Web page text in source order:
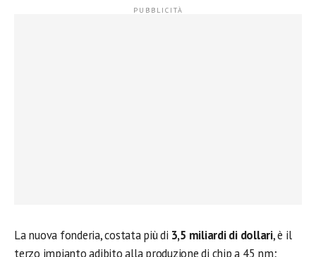
La nuova fonderia, costata più di 3,5 miliardi di dollari, è il
terzo impianto adibito alla produzione di chip a 45 nm;